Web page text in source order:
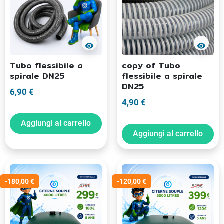
visibility
Tubo flessibile a
spirale DN25
6,90 €
Aggiungi al carrello
visibility
copy of Tubo
flessibile a spirale
DN25
4,90 €
Aggiungi al carrello
-180,00 € -120,00 €